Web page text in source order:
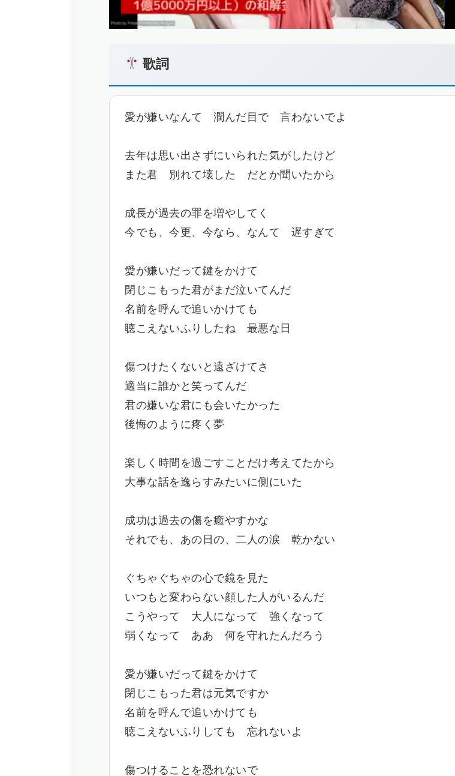
歌詞
愛が嫌いなんて 潤んだ目で 言わないでよ
去年は思い出さずにいられた気がしたけど
また君 別れて壊した だとか聞いたから
成長が過去の罪を増やしてく
今でも、今更、今なら、なんて 遅すぎて
愛が嫌いだって鍵をかけて
閉じこもった君がまだ泣いてんだ
名前を呼んで追いかけても
聴こえないふりしたね 最悪な日
傷つけたくないと遠ざけてさ
適当に誰かと笑ってんだ
君の嫌いな君にも会いたかった
後悔のように疼く夢
楽しく時間を過ごすことだけ考えてたから
大事な話を逸らすみたいに側にいた
成功は過去の傷を癒やすかな
それでも、あの日の、二人の涙 乾かない
ぐちゃぐちゃの心で鏡を見た
いつもと変わらない顔した人がいるんだ
こうやって 大人になって 強くなって
弱くなって ああ 何を守れたんだろう
愛が嫌いだって鍵をかけて
閉じこもった君は元気ですか
名前を呼んで追いかけても
聴こえないふりしても 忘れないよ
傷つけることを恐れないで